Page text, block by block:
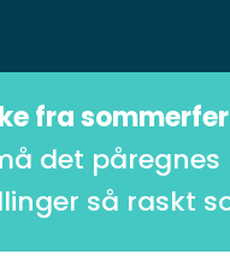
fra
det
så raskt